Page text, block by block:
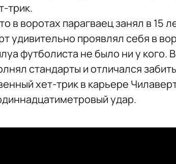
трик.
в воротах парагваец занял в 15
удивительно проявлял себя в
футболиста не было ни у кого.
стандарты и отличался
хет-трик в карьере
удар.